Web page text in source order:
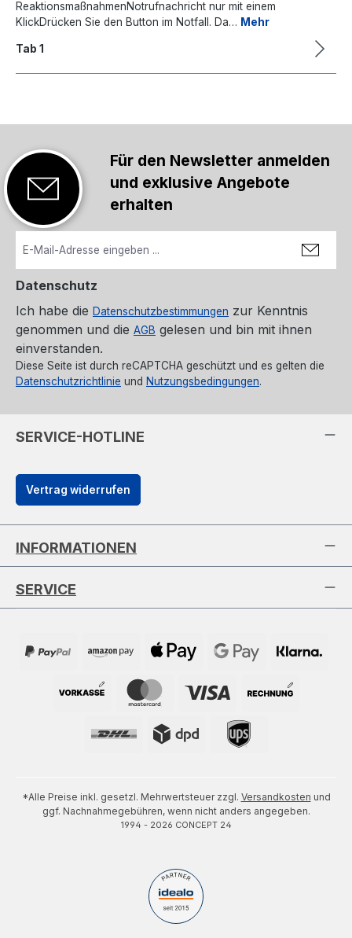
ReaktionsmaßnahmenNotrufnachricht nur mit einem
KlickDrücken Sie den Button im Notfall. Da… Mehr
Tab 1
Für den Newsletter anmelden
und exklusive Angebote
erhalten
Datenschutz
Ich habe die Datenschutzbestimmungen zur Kenntnis
genommen und die AGB gelesen und bin mit ihnen
einverstanden.
Diese Seite ist durch reCAPTCHA geschützt und es gelten die
Datenschutzrichtlinie und Nutzungsbedingungen.
SERVICE-HOTLINE
Vertrag widerrufen
INFORMATIONEN
SERVICE
*Alle Preise inkl. gesetzl. Mehrwertsteuer zzgl. Versandkosten und
ggf. Nachnahmegebühren, wenn nicht anders angegeben.
1994 - 2026 CONCEPT 24